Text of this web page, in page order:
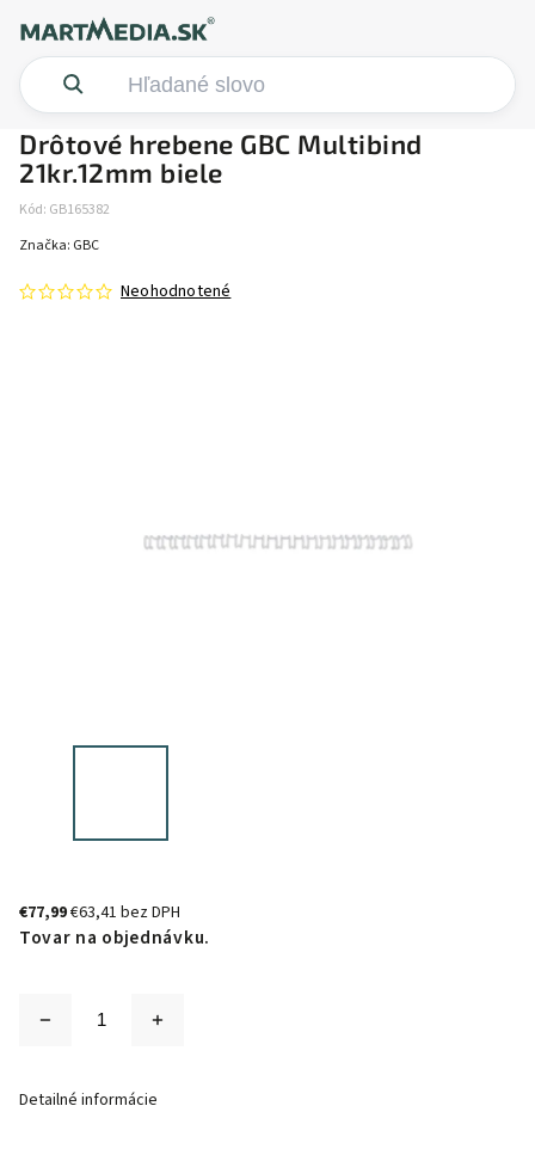
Drôtové hrebene GBC Multibind
21kr.12mm biele
Kód: GB165382
Neohodnotené
Značka: GBC
€77,99€63,41 bez DPH
Tovar na objednávku.
Detailné informácie